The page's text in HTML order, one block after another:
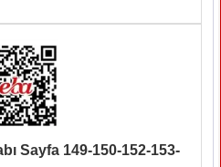
Sayfa 149-150-152-153-